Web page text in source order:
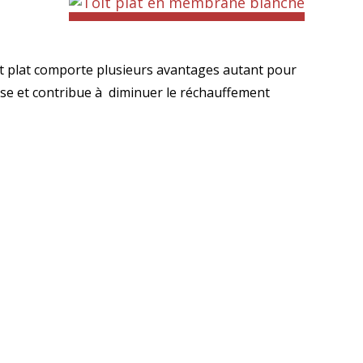
plat comporte plusieurs avantages autant pour
et contribue à diminuer le réchauffement